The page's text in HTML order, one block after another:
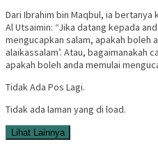
Dari Ibrahim bin Maqbul, ia bertanya
Al Utsaimin: “Jika datang kepada
mengucapkan salam, apakah boleh
alaikassalam’. Atau, bagaimanakah
apakah boleh anda memulai
Tidak Ada Pos Lagi.
Tidak ada laman yang di load.
Lihat Lainnya